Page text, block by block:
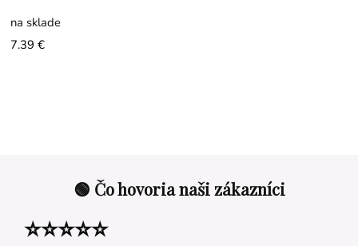
vlasy a zlepšuje pocit vlasov,
na sklade
7.39 €
🟢 Čo hovoria naši zákazníci
⭐⭐⭐⭐⭐